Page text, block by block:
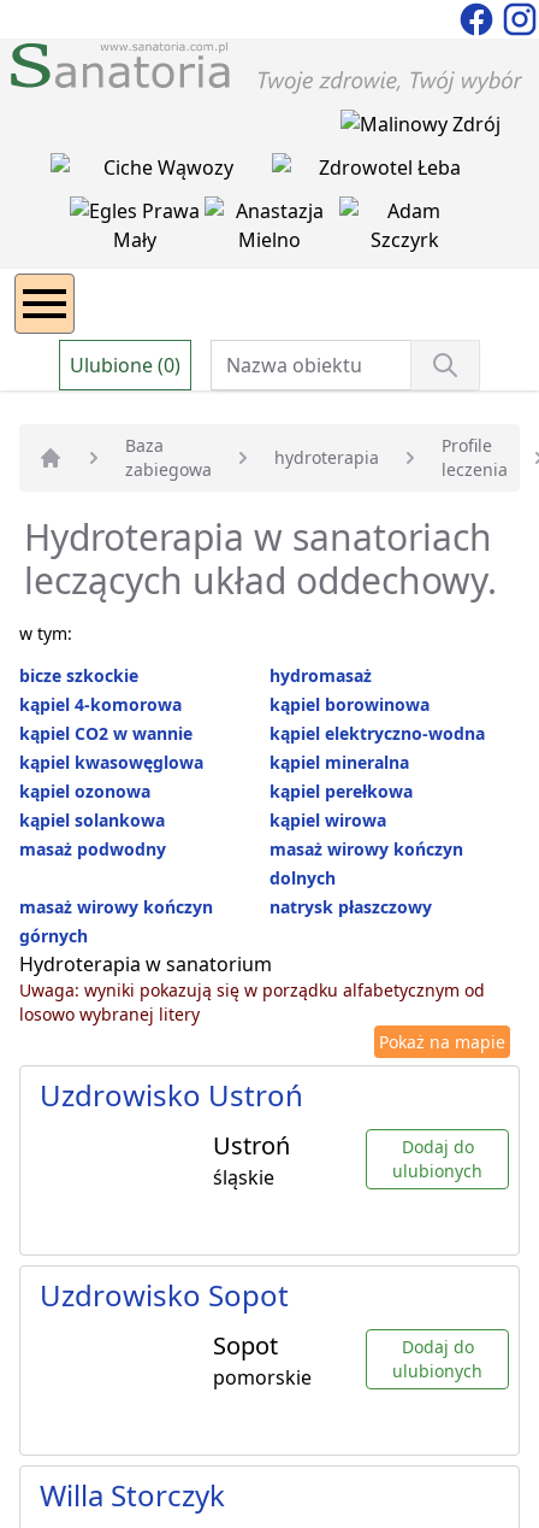
Ulubione (0)
Strona główna
Baza
zabiegowa
hydroterapia
Profile
leczenia
Hydroterapia w sanatoriach
leczących układ oddechowy.
w tym:
bicze szkockie
hydromasaż
kąpiel 4-komorowa
kąpiel borowinowa
kąpiel CO2 w wannie
kąpiel elektryczno-wodna
kąpiel kwasowęglowa
kąpiel mineralna
kąpiel ozonowa
kąpiel perełkowa
kąpiel solankowa
kąpiel wirowa
masaż podwodny
masaż wirowy kończyn
dolnych
masaż wirowy kończyn
górnych
natrysk płaszczowy
Hydroterapia w sanatorium
Uwaga: wyniki pokazują się w porządku alfabetycznym od
losowo wybranej litery
Pokaż na mapie
Uzdrowisko Ustroń
Ustroń
śląskie
Dodaj do
ulubionych
Uzdrowisko Sopot
Sopot
pomorskie
Dodaj do
ulubionych
Willa Storczyk